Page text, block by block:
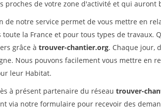
proches de votre zone d'activité et qui
de notre service permet de vous mettre en
toute la France et pour tous types de travaux.
grâce à trouver-chantier.org. Chaque jour,
Nous pouvons facilement vous mettre en
leur Habitat.
à présent partenaire du réseau trouver-
via notre formulaire pour recevoir des